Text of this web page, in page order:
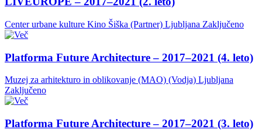
Center urbane kulture Kino Šiška (Partner) Ljubljana Zaključeno
Platforma Future Architecture – 2017–2021 (4. leto)
Muzej za arhitekturo in oblikovanje (MAO) (Vodja) Ljubljana
Zaključeno
Platforma Future Architecture – 2017–2021 (3. leto)